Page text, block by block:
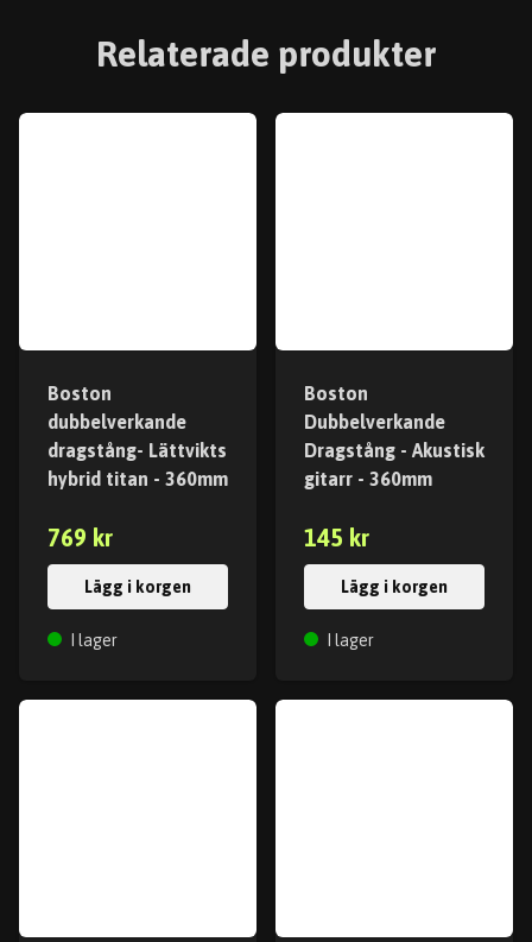
Relaterade produkter
Boston
dubbelverkande
dragstång- Lättvikts
hybrid titan - 360mm
769 kr
Lägg i korgen
I lager
Boston
Dubbelverkande
Dragstång - Akustisk
gitarr - 360mm
145 kr
Lägg i korgen
I lager